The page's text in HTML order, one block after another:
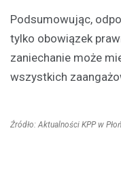
Podsumowując,
tylko obowiązek
zaniechanie może
wszystkich
Źródło: Aktualności KPP w